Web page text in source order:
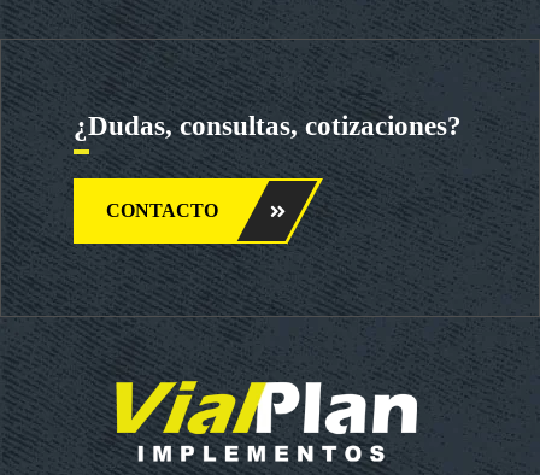
¿Dudas, consultas, cotizaciones?
CONTACTO